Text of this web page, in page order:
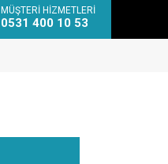
MÜŞTERI HIZMETLERI
0531 400 10 53